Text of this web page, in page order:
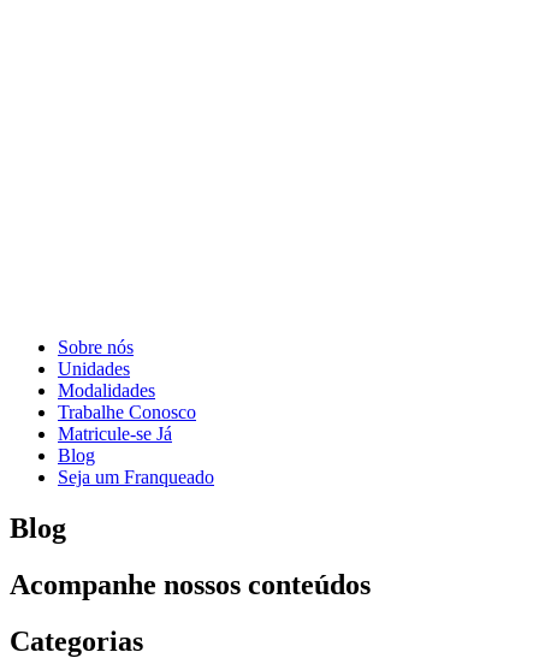
Sobre nós
Unidades
Modalidades
Trabalhe Conosco
Matricule-se Já
Blog
Seja um Franqueado
Blog
Acompanhe nossos conteúdos
Categorias